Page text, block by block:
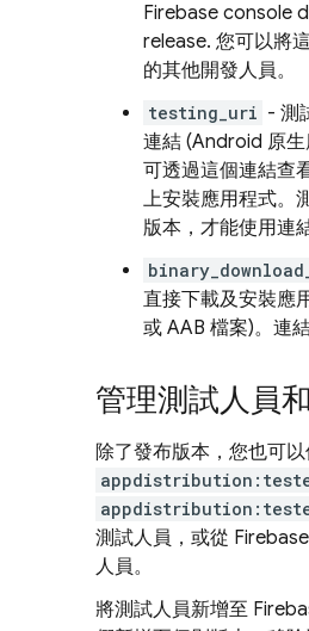
Firebase console
release. 您可以將
的其他開發人員。
testing_uri - 測
連結 (Android 原
可透過這個連結查
上安裝應用程式。
版本，才能使用連結
直接下載及安裝應
或 AAB 檔案)。連
管理測試人員
除了發布版本，您也可
測試人員，或從
人員。
將測試人員新增至